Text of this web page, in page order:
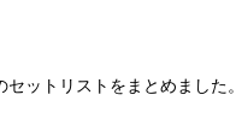
ットリストをまとめました。